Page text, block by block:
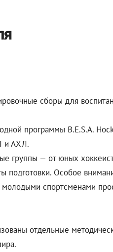
сборы для
программы B.E.S.A.
и АХЛ.
группы — от юных
подготовки. Особое
молодыми спортсменами
отдельные